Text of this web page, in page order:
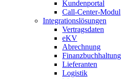
Kundenportal
Call-Center-Modul
Integrationslösungen
Vertragsdaten
eKV
Abrechnung
Finanzbuchhaltung
Lieferanten
Logistik